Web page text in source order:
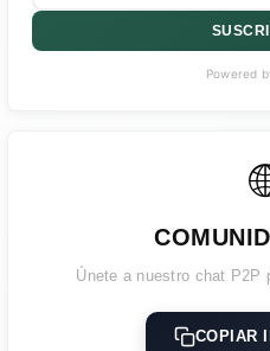
Powered
Únete a nuestro chat P2P
COPIAR